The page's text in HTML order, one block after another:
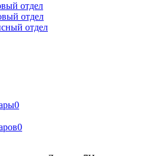
отдел
отдел
отдел
0
0